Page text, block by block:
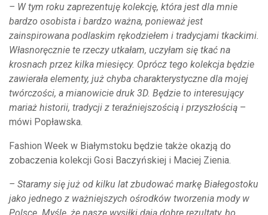
– W tym roku zaprezentuję kolekcję, która jest dla mnie
bardzo osobista i bardzo ważna, ponieważ jest
zainspirowana podlaskim rękodziełem i tradycjami tkackimi.
Własnoręcznie te rzeczy utkałam, uczyłam się tkać na
krosnach przez kilka miesięcy. Oprócz tego kolekcja będzie
zawierała elementy, już chyba charakterystyczne dla mojej
twórczości, a mianowicie druk 3D. Będzie to interesujący
mariaż historii, tradycji z teraźniejszością i przyszłością –
mówi Popławska.
Fashion Week w Białymstoku będzie także okazją do
zobaczenia kolekcji Gosi Baczyńskiej i Maciej Zienia.
– Staramy się już od kilku lat zbudować markę Białegostoku
jako jednego z ważniejszych ośrodków tworzenia mody w